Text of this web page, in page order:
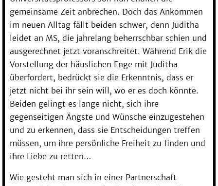
gemeinsame Zeit anbrechen. Doch das Ankommen
im neuen Alltag fällt beiden schwer, denn Juditha
leidet an MS, die jahrelang beherrschbar schien und
ausgerechnet jetzt voranschreitet. Während Erik die
Vorstellung der häuslichen Enge mit Juditha
überfordert, bedrückt sie die Erkenntnis, dass er
jetzt nicht bei ihr sein will, wo er es doch könnte.
Beiden gelingt es lange nicht, sich ihre
gegenseitigen Ängste und Wünsche einzugestehen
und zu erkennen, dass sie Entscheidungen treffen
müssen, um ihre persönliche Freiheit zu finden und
ihre Liebe zu retten…
Wie gesteht man sich in einer Partnerschaft